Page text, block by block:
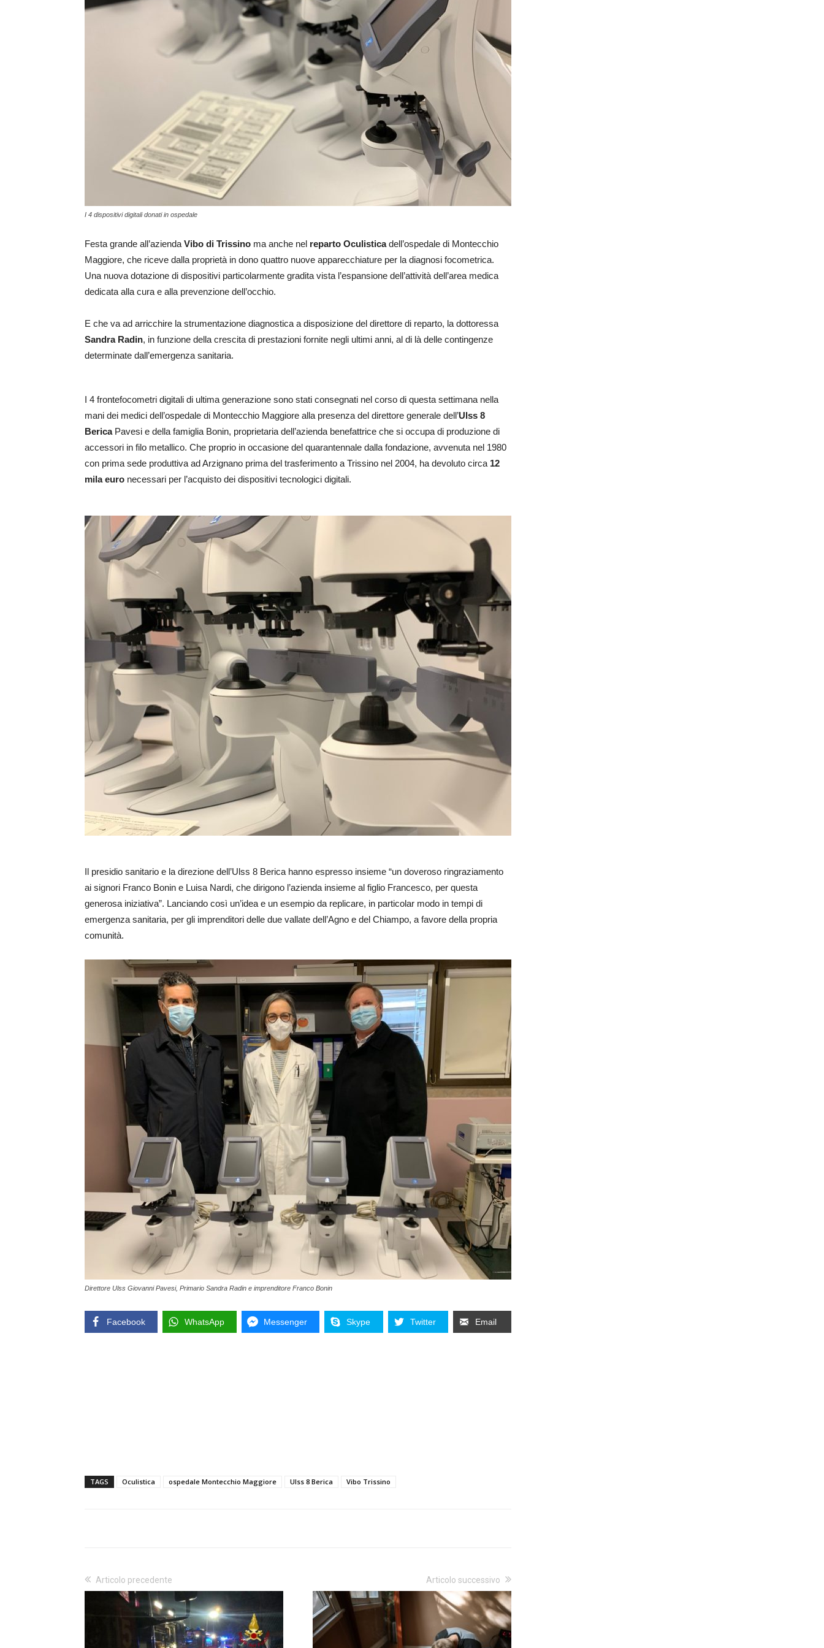
I 4 dispositivi digitali donati in ospedale
Festa grande all’azienda Vibo di Trissino ma anche nel reparto Oculisticadell’ospedale di Montecchio
Maggiore, che riceve dalla proprietà in dono quattro nuove apparecchiature per la diagnosi focometrica.
Una nuova dotazione di dispositivi particolarmente gradita vista l’espansione dell’attività dell’area medica
dedicata alla cura e alla prevenzione dell’occhio.
E che va ad arricchire la strumentazione diagnostica a disposizione del direttore di reparto, la dottoressa
Sandra Radin, in funzione della crescita di prestazioni fornite negli ultimi anni, al di là delle contingenze
determinate dall’emergenza sanitaria.
I 4 frontefocometri digitali di ultima generazione sono stati consegnati nel corso di questa settimana nella
mani dei medici dell’ospedale di Montecchio Maggiore alla presenza del direttore generale dell’Ulss 8
BericaPavesi e della famiglia Bonin, proprietaria dell’azienda benefattrice che si occupa di produzione di
accessori in filo metallico. Che proprio in occasione del quarantennale dalla fondazione, avvenuta nel 1980
con prima sede produttiva ad Arzignano prima del trasferimento a Trissino nel 2004, ha devoluto circa 12
mila euro necessari per l’acquisto dei dispositivi tecnologici digitali.
Il presidio sanitario e la direzione dell’Ulss 8 Berica hanno espresso insieme “un doveroso ringraziamento
ai signori Franco Bonin e Luisa Nardi, che dirigono l’azienda insieme al figlio Francesco, per questa
generosa iniziativa”. Lanciando così un’idea e un esempio da replicare, in particolar modo in tempi di
emergenza sanitaria, per gli imprenditori delle due vallate dell’Agno e del Chiampo, a favore della propria
comunità.
Direttore Ulss Giovanni Pavesi, Primario Sandra Radin e imprenditore Franco Bonin
Facebook WhatsApp Messenger Skype Twitter Email
TAGS Oculistica ospedale Montecchio Maggiore Ulss 8 Berica Vibo Trissino
Articolo precedente Articolo successivo